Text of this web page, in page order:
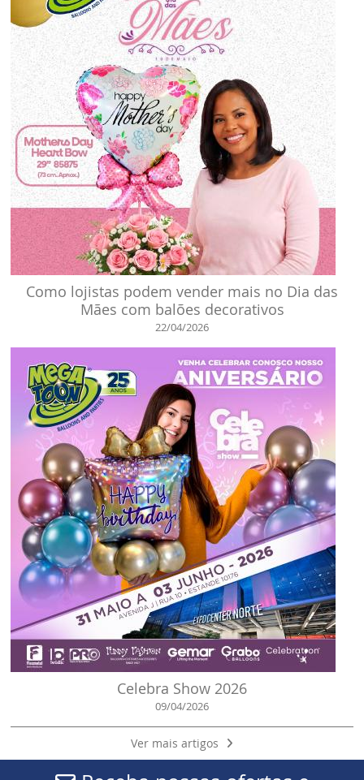
Como lojistas podem vender mais no Dia das
Mães com balões decorativos
22/04/2026
Celebra Show 2026
09/04/2026
Ver mais artigos